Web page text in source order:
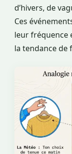
d’hivers, de
Ces
leur fréquence
la tendance de